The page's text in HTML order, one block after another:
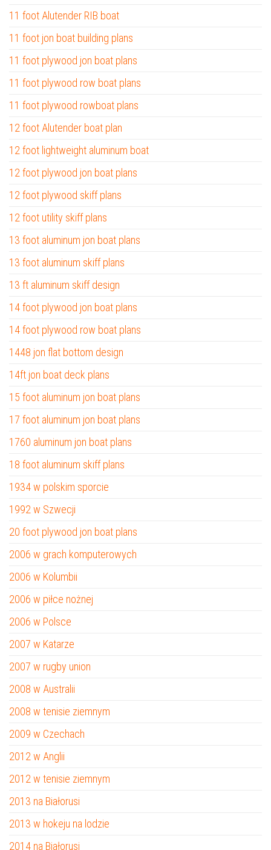
11 foot Alutender RIB boat
11 foot jon boat building plans
11 foot plywood jon boat plans
11 foot plywood row boat plans
11 foot plywood rowboat plans
12 foot Alutender boat plan
12 foot lightweight aluminum boat
12 foot plywood jon boat plans
12 foot plywood skiff plans
12 foot utility skiff plans
13 foot aluminum jon boat plans
13 foot aluminum skiff plans
13 ft aluminum skiff design
14 foot plywood jon boat plans
14 foot plywood row boat plans
1448 jon flat bottom design
14ft jon boat deck plans
15 foot aluminum jon boat plans
17 foot aluminum jon boat plans
1760 aluminum jon boat plans
18 foot aluminum skiff plans
1934 w polskim sporcie
1992 w Szwecji
20 foot plywood jon boat plans
2006 w grach komputerowych
2006 w Kolumbii
2006 w piłce nożnej
2006 w Polsce
2007 w Katarze
2007 w rugby union
2008 w Australii
2008 w tenisie ziemnym
2009 w Czechach
2012 w Anglii
2012 w tenisie ziemnym
2013 na Białorusi
2013 w hokeju na lodzie
2014 na Białorusi